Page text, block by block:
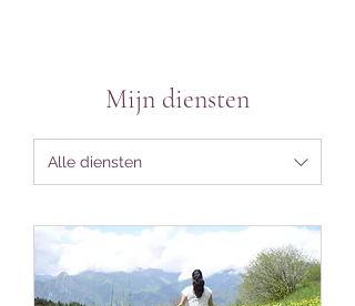
Mijn diensten
Alle diensten